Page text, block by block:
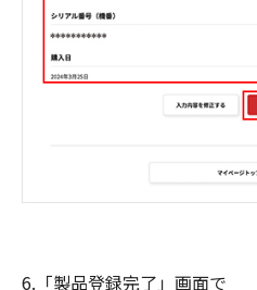
6.「製品登録完了」画面で